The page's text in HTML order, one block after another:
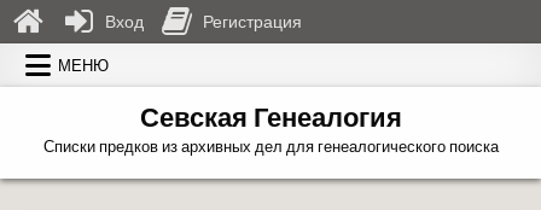
Перейти к содержимому
МЕНЮ
Севская Генеалогия
Списки предков из архивных дел для генеалогического поиска
Вход Регистрация